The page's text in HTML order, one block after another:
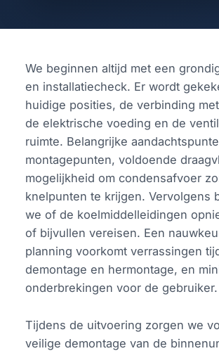
We beginnen altijd met een
en installatiecheck. Er wordt
huidige posities, de verbinding
de elektrische voeding en de
ruimte. Belangrijke
montagepunten, voldoende
mogelijkheid om condensafvoer
knelpunten te krijgen. Vervolgens
we of de koelmiddelleidingen
of bijvullen vereisen. Een
planning voorkomt verrassingen
demontage en hermontage, en
onderbrekingen voor de gebruiker.
Tijdens de uitvoering zorgen we
veilige demontage van de